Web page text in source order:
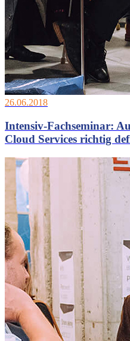
26.06.2018
Intensiv-Fachseminar:
Cloud Services richtig